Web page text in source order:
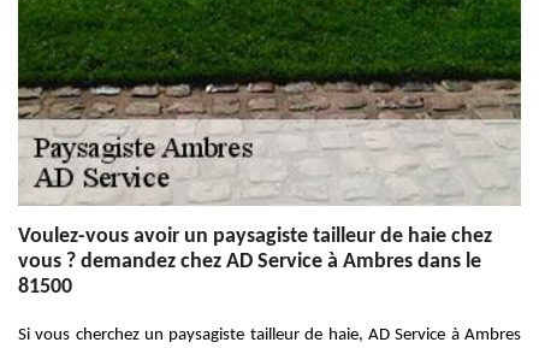
Voulez-vous avoir un paysagiste tailleur de haie chez
vous ? demandez chez AD Service à Ambres dans le
81500
Si vous cherchez un paysagiste tailleur de haie, AD Service à Ambres